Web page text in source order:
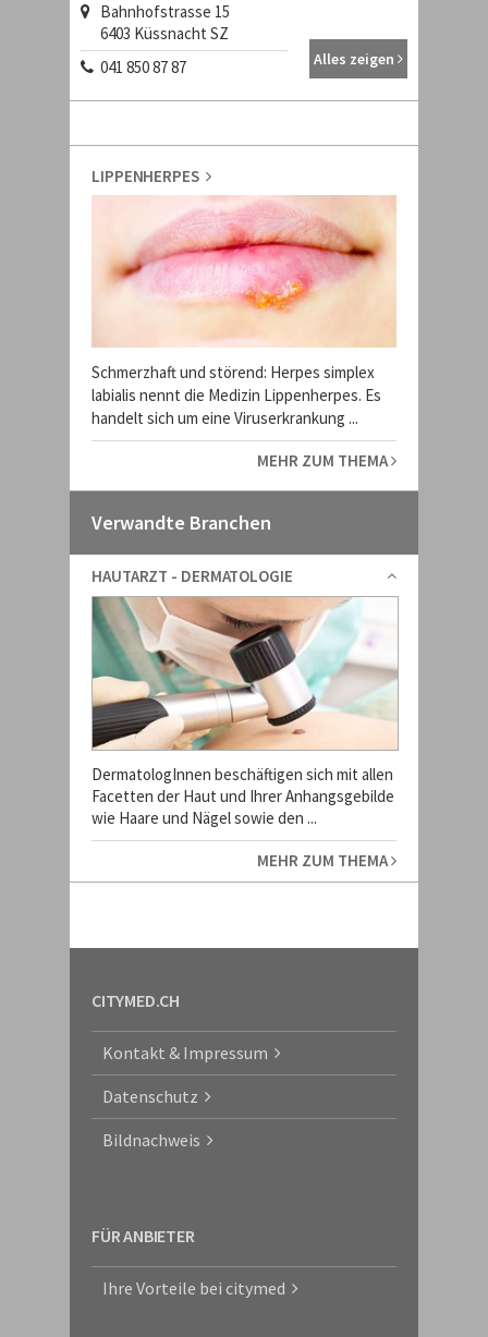
Bahnhofstrasse 15
6403 Küssnacht SZ
041 850 87 87
Alles zeigen
LIPPENHERPES
Schmerzhaft und störend: Herpes simplex
labialis nennt die Medizin Lippenherpes. Es
handelt sich um eine Viruserkrankung ...
MEHR ZUM THEMA
Verwandte Branchen
HAUTARZT - DERMATOLOGIE
DermatologInnen beschäftigen sich mit allen
Facetten der Haut und Ihrer Anhangsgebilde
wie Haare und Nägel sowie den ...
MEHR ZUM THEMA
CITYMED.CH
Kontakt & Impressum
Datenschutz
Bildnachweis
FÜR ANBIETER
Ihre Vorteile bei citymed